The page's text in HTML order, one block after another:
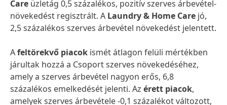
Care üzletág 0,5 százalékos, pozitív szerves árbevétel-
növekedést regisztrált. A Laundry & Home Care jó,
2,5 százalékos szerves árbevétel növekedést jelentett.
Afeltörekvő piacok ismét átlagon felüli mértékben
járultak hozzá a Csoport szerves növekedéséhez,
amely a szerves árbevétel nagyon erős, 6,8
százalékos emelkedését jelenti. Az érett piacok,
amelyek szerves árbevétele -0,1 százalékot változott,